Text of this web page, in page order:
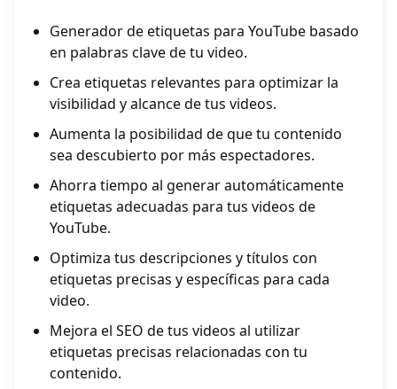
Generador de etiquetas para YouTube basado
en palabras clave de tu video.
Crea etiquetas relevantes para optimizar la
visibilidad y alcance de tus videos.
Aumenta la posibilidad de que tu contenido
sea descubierto por más espectadores.
Ahorra tiempo al generar automáticamente
etiquetas adecuadas para tus videos de
YouTube.
Optimiza tus descripciones y títulos con
etiquetas precisas y específicas para cada
video.
Mejora el SEO de tus videos al utilizar
etiquetas precisas relacionadas con tu
contenido.